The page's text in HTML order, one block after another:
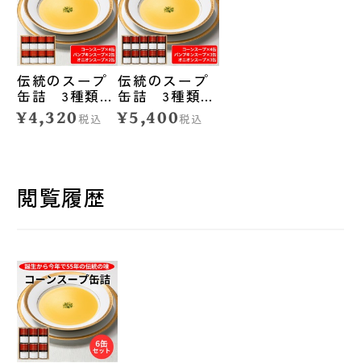
伝統のスープ
缶詰 3種類詰
合せ／8缶セッ
ト◆札幌グラ
¥4,320 税込
伝統のスープ
缶詰 3種類詰
合せ／10缶セ
ット◆札幌グ
¥5,400税込
閲覧履歴